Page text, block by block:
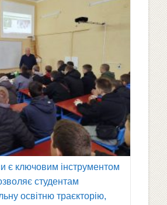
є ключовим інструментом
студентам
освітню траєкторію,